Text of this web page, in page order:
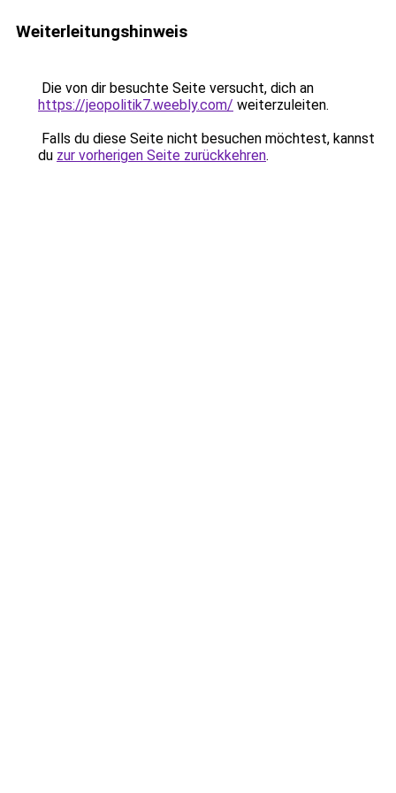
Weiterleitungshinweis
Die von dir besuchte Seite versucht, dich an
https://jeopolitik7.weebly.com/ weiterzuleiten.
Falls du diese Seite nicht besuchen möchtest, kannst
du zur vorherigen Seite zurückkehren.